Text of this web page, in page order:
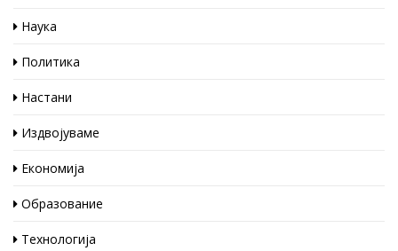
Наука
Политика
Настани
Издвојуваме
Економија
Образование
Технологија